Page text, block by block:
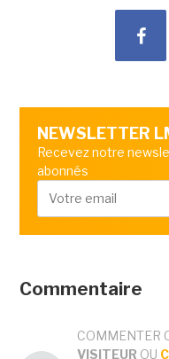
NEWSLETTER
Recevez notre
abonnés
Commentaire
COMMENTER
VISITEUR OU